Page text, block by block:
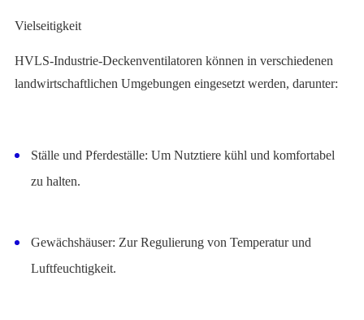
Vielseitigkeit
HVLS-Industrie-Deckenventilatoren können in verschiedenen
landwirtschaftlichen Umgebungen eingesetzt werden, darunter:
Ställe und Pferdeställe: Um Nutztiere kühl und komfortabel
zu halten.
Gewächshäuser: Zur Regulierung von Temperatur und
Luftfeuchtigkeit.